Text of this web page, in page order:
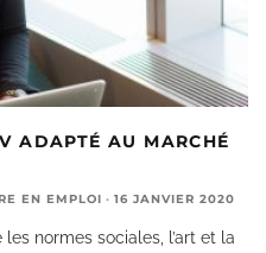
ADAPTÉ AU MARCHÉ
EN EMPLOI · 16 JANVIER 2020
normes sociales, l’art et la